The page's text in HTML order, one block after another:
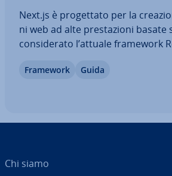
Next.js è pro­get­ta­to per la
ni web ad alte pre­sta­zio­ni basate
con­si­de­ra­to l’attuale framework
commerce alle pagine di
Framework Guida
Chi siamo